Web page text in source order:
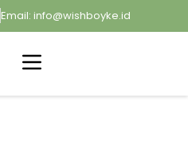
Email: info@wishboyke.id